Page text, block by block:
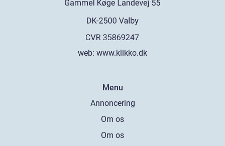
web: www.klikko.dk
Menu
Annoncering
Om os
Om os